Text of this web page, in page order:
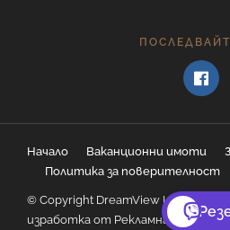
Начало Ваканционни имоти
Политика за поверителност
© Copyright DreamView Lozenets -
изработка от Рекламна агенция